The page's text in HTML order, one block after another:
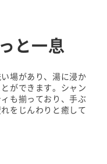
と一息
場があり、湯に浸か
ができます。シャン
も揃っており、手ぶ
をじんわりと癒して